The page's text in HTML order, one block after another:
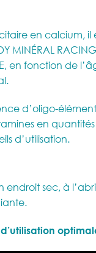
en calcium, il
MINÉRAL
en fonction de
d’oligo-
en
d’utilisation.
endroit sec, à